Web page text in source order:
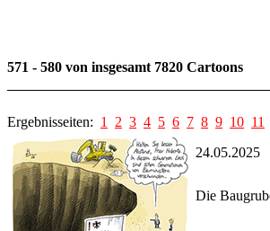
571 - 580 von insgesamt 7820 Cartoons
Ergebnisseiten: 1 2 3 4 5 6 7 8 9 10 11
24.05.2025
Die